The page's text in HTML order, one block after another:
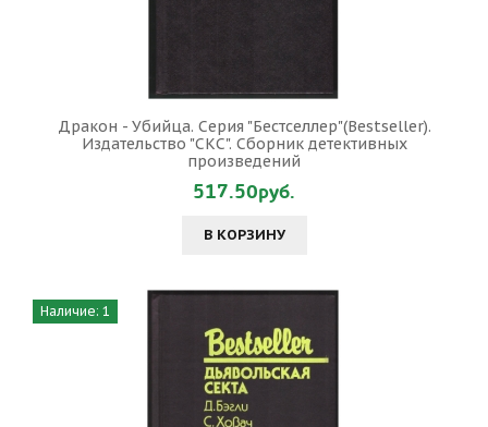
Дракон - Убийца. Серия "Бестселлер"(Bestseller).
Издательство "СКС". Сборник детективных
произведений
517.50руб.
В КОРЗИНУ
Наличие: 1